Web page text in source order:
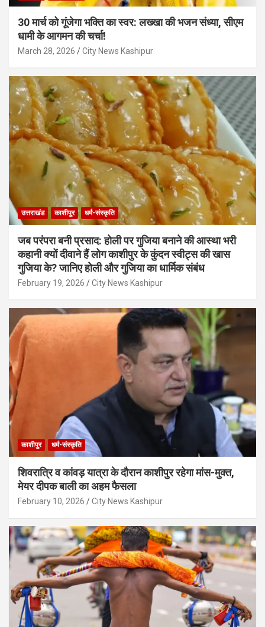
30 मार्च को गूंजेगा भक्ति का स्वर: लख्खा की भजन संध्या, सीएम
धामी के आगमन की चर्चा!
March 28, 2026 City News Kashipur
उत्तराखंड काशीपुर धर्म-संस्कृति
जब परंपरा बनी प्रसाद: होली पर गुजिया बनाने की आस्था भरी
कहानी क्यों दीवाने हैं लोग काशीपुर के कुंदन स्वीट्स की खास
गुजिया के? जानिए होली और गुजिया का धार्मिक संबंध
February 19, 2026 City News Kashipur
काशीपुर धर्म-संस्कृति
शिवरात्रि व कांवड़ यात्रा के दौरान काशीपुर रहेगा मांस-मुक्त,
मेयर दीपक बाली का अहम फैसला
February 10, 2026 City News Kashipur